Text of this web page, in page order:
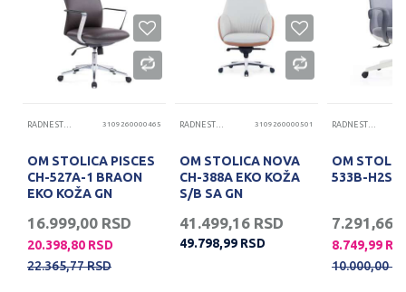
3109260000465
OM STOLICA PISCES
CH-527A-1 BRAON
EKO KOŽA GN
16.999,00 RSD
20.398,80 RSD
22.365,77RSD
3109260000501
OM STOLICA NOVA
CH-388A EKO KOŽA
S/B SA GN
41.499,16 RSD
49.798,99 RSD
OM
533B-H2S
7.291,66
8.749,99
10.000,00